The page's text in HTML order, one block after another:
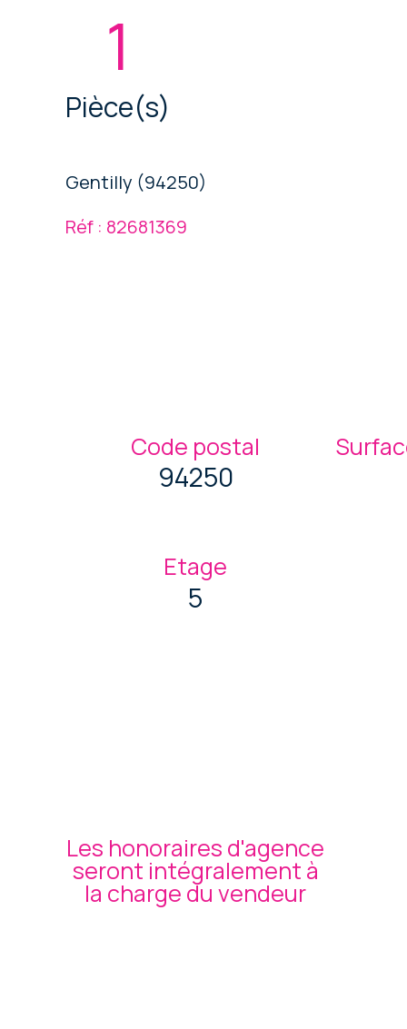
1
Pièce(s)
Gentilly (94250)
Réf : 82681369
Code postal
94250
Etage
5
Les honoraires d'agence
seront intégralement à
la charge du vendeur